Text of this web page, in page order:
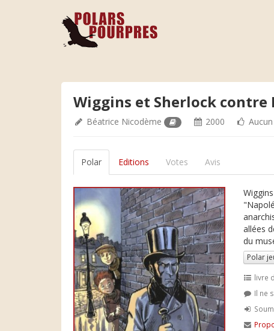
Wiggins et Sherlock contre
Béatrice Nicodème 2000
Polar Editions Votes Avis
allées
du
Polar
livre
Il ne